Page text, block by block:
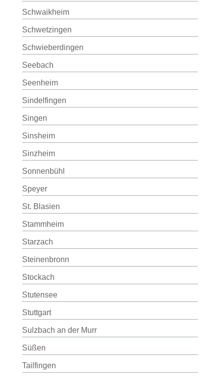
Schwaikheim
Schwetzingen
Schwieberdingen
Seebach
Seenheim
Sindelfingen
Singen
Sinsheim
Sinzheim
Sonnenbühl
Speyer
St. Blasien
Stammheim
Starzach
Steinenbronn
Stockach
Stutensee
Stuttgart
Sulzbach an der Murr
Süßen
Tailfingen